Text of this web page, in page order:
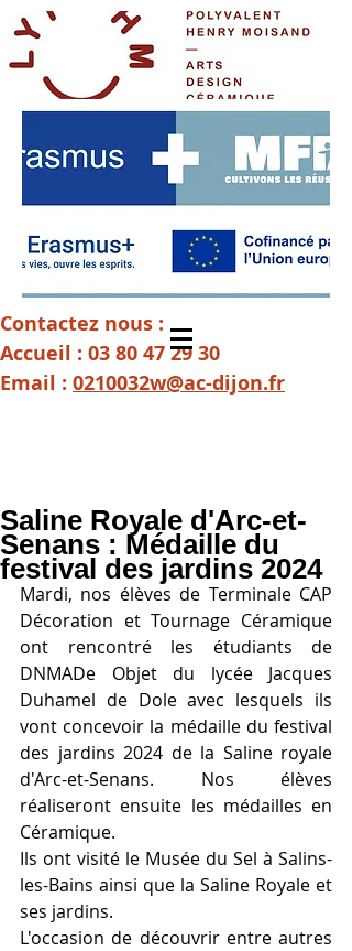
Contactez nous :
Accueil : 03 80 47 29 30
Email : 0210032w@ac-dijon.fr
Saline Royale d'Arc-et-
Senans : Médaille du
festival des jardins 2024
Mardi, nos élèves de Terminale CAP
Décoration et Tournage Céramique
ont rencontré les étudiants de
DNMADe Objet du lycée Jacques
Duhamel de Dole avec lesquels ils
vont concevoir la médaille du festival
des jardins 2024 de la Saline royale
d'Arc-et-Senans. Nos élèves
réaliseront ensuite les médailles en
Céramique.
Ils ont visité le Musée du Sel à Salins-
les-Bains ainsi que la Saline Royale et
ses jardins.
L'occasion de découvrir entre autres